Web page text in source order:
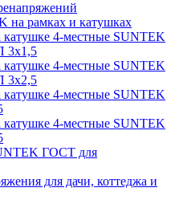
на рамках и катушках
катушке 4-местные SUNTEK
катушке 4-местные SUNTEK
катушке 4-местные SUNTEK
катушке 4-местные SUNTEK
ГОСТ для
для дачи, коттеджа и